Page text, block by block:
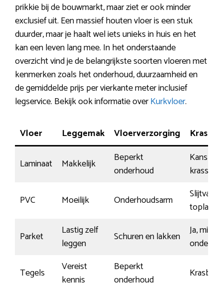
prikkie bij de bouwmarkt, maar ziet er ook minder
exclusief uit. Een massief houten vloer is een stuk
duurder, maar je haalt wel iets unieks in huis en het
kan een leven lang mee. In het onderstaande
overzicht vind je de belangrijkste soorten vloeren met
kenmerken zoals het onderhoud, duurzaamheid en
de gemiddelde prijs per vierkante meter inclusief
legservice. Bekijk ook informatie overKurkvloer.
Vloer Leggemak Vloerverzorging
Laminaat Makkelijk
Beperkt
onderhoud
Kans op
krassen
PVC
Moeilijk Onderhoudsarm
Slijtvaste
toplaag
Parket
Lastig zelf
leggen
Schuren en lakken
Ja, mits
Tegels
Vereist
kennis
Beperkt
onderhoud